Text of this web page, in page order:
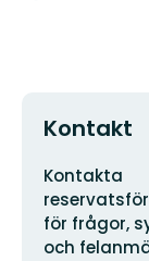
Kontakt
Adress
Kontakta
för frågor,
och